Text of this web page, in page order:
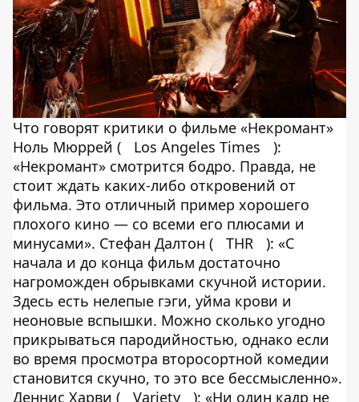
Что говорят критики о фильме «Некромант»
Ноль Мюррей (
Los Angeles Times
):
«Некромант» смотрится бодро. Правда, не
стоит ждать каких-либо откровений от
фильма. Это отличный пример хорошего
плохого кино — со всеми его плюсами и
минусами». Стефан Далтон (
THR
): «С
начала и до конца фильм достаточно
нагроможден обрывками скучной истории.
Здесь есть нелепые гэги, уйма крови и
неоновые вспышки. Можно сколько угодно
прикрываться пародийностью, однако если
во время просмотра второсортной комедии
становится скучно, то это все бессмысленно».
Деннис Харви (
Variety
): «Ни один кадр не